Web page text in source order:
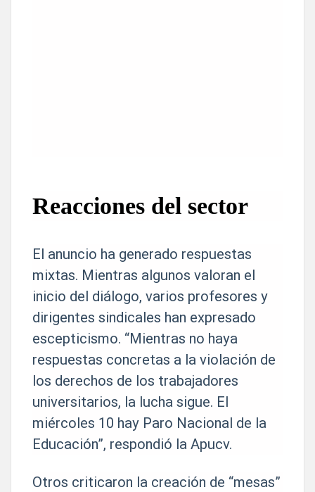
Reacciones del sector
El anuncio ha generado respuestas
mixtas. Mientras algunos valoran el
inicio del diálogo, varios profesores y
dirigentes sindicales han expresado
escepticismo. “Mientras no haya
respuestas concretas a la violación de
los derechos de los trabajadores
universitarios, la lucha sigue. El
miércoles 10 hay Paro Nacional de la
Educación”, respondió la Apucv.
Otros criticaron la creación de “mesas”